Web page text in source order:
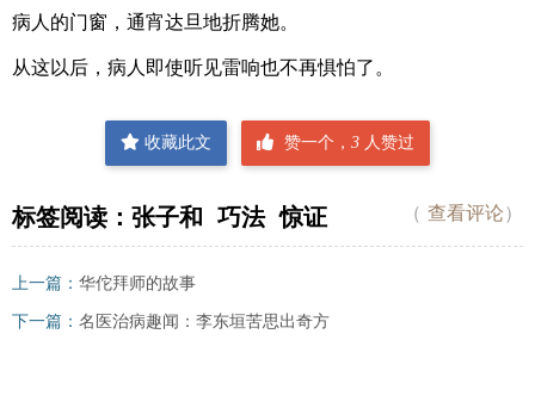
病人的门窗，通宵达旦地折腾她。
从这以后，病人即使听见雷响也不再惧怕了。
收藏此文 赞一个，3 人赞过
（ 查看评论）
标签阅读： 张子和 巧法 惊证
上一篇： 华佗拜师的故事
下一篇： 名医治病趣闻：李东垣苦思出奇方